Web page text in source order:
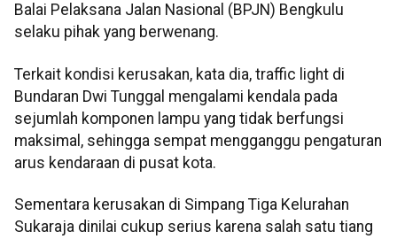
Balai Pelaksana Jalan Nasional (BPJN) Bengkulu
selaku pihak yang berwenang.
Terkait kondisi kerusakan, kata dia, traffic light di
Bundaran Dwi Tunggal mengalami kendala pada
sejumlah komponen lampu yang tidak berfungsi
maksimal, sehingga sempat mengganggu pengaturan
arus kendaraan di pusat kota.
Sementara kerusakan di Simpang Tiga Kelurahan
Sukaraja dinilai cukup serius karena salah satu tiang